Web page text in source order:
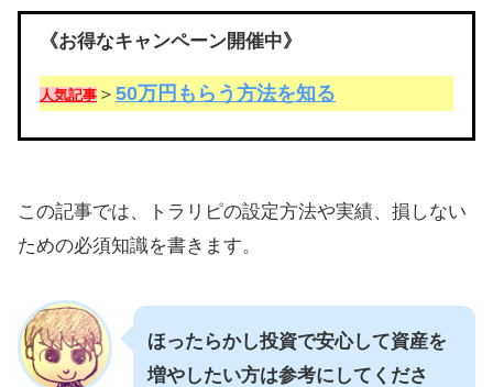
《お得なキャンペーン開催中》
人気記事 ＞ 50万円もらう方法を知る
この記事では、トラリピの設定方法や実績、損しない
ための必須知識を書きます。
ほったらかし投資で安心して資産を
増やしたい方は参考にしてくださ